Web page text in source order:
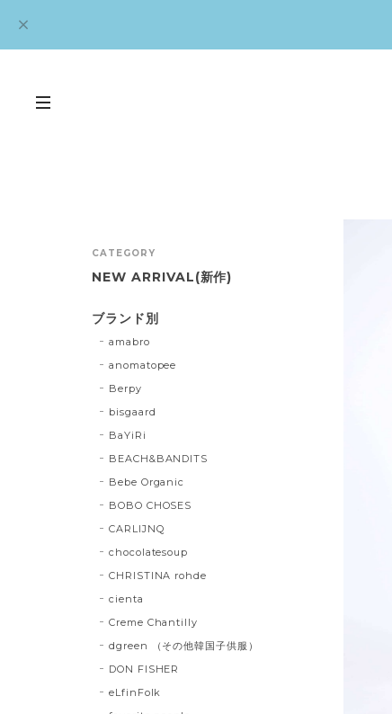
CATEGORY
NEW ARRIVAL(新作)
ブランド別
amabro
anomatopee
Berpy
bisgaard
BaYiRi
BEACH&BANDITS
Bebe Organic
BOBO CHOSES
CARLIJNQ
chocolatesoup
CHRISTINA rohde
cienta
Creme Chantilly
dgreen （その他韓国子供服）
DON FISHER
eLfinFolk